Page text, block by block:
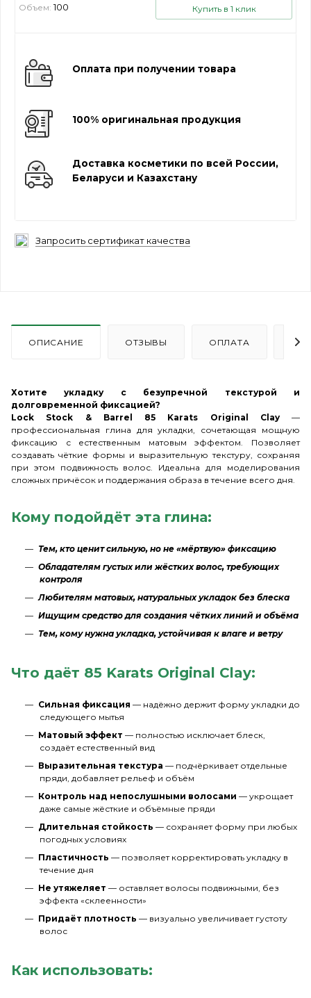
Объем: 100 Купить в 1 клик
Оплата при получении товара
100% оригинальная продукция
Доставка косметики по всей России,
Беларуси и Казахстану
Запросить сертификат качества
ОПИСАНИЕ ОТЗЫВЫ ОПЛАТА
Хотите укладку с безупречной текстурой и
долговременной фиксацией?
Lock Stock & Barrel 85 Karats Original Clay—
профессиональная глина для укладки, сочетающая мощную
фиксацию с естественным матовым эффектом. Позволяет
создавать чёткие формы и выразительную текстуру, сохраняя
при этом подвижность волос. Идеальна для моделирования
сложных причёсок и поддержания образа в течение всего дня.
Кому подойдёт эта глина:
Тем, кто ценит сильную, но не «мёртвую» фиксацию
Обладателям густых или жёстких волос, требующих
контроля
Любителям матовых, натуральных укладок без блеска
Ищущим средство для создания чётких линий и объёма
Тем, кому нужна укладка, устойчивая к влаге и ветру
Что даёт 85 Karats Original Clay:
Сильная фиксация — надёжно держит форму укладки до
следующего мытья
Матовый эффект — полностью исключает блеск,
создаёт естественный вид
Выразительная текстура — подчёркивает отдельные
пряди, добавляет рельеф и объём
Контроль над непослушными волосами — укрощает
даже самые жёсткие и объёмные пряди
Длительная стойкость — сохраняет форму при любых
погодных условиях
Пластичность — позволяет корректировать укладку в
течение дня
Не утяжеляет — оставляет волосы подвижными, без
эффекта «склеенности»
Придаёт плотность — визуально увеличивает густоту
волос
Как использовать: